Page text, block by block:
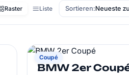
Raster Liste Sortieren:
Coupé
BMW
BMW 2er